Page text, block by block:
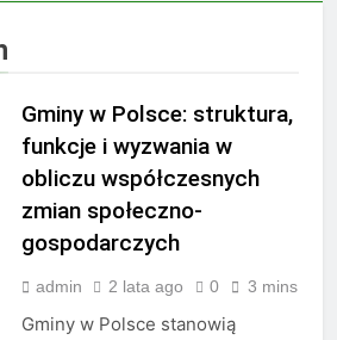
Gminy w Polsce: struktura,
funkcje i wyzwania w
obliczu współczesnych
zmian społeczno-
gospodarczych
admin 2 lata ago 0 3 mins
Gminy w Polsce stanowią